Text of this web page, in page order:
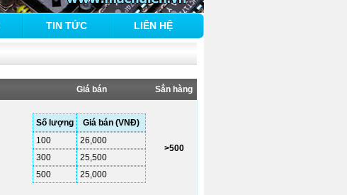
TIN TỨC LIÊN HỆ
Giá bán Sẳn hàng
Số lượng
Giá bán (VNĐ)
100
26,000
300
25,500
500
25,000
>500